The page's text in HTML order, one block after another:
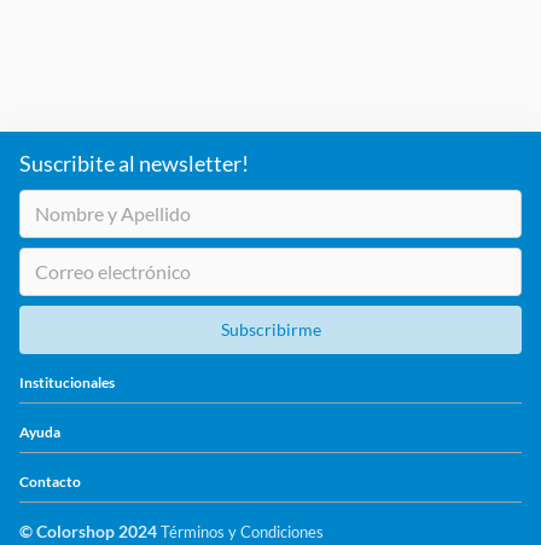
Suscribite al newsletter!
Subscribirme
Institucionales
Ayuda
Contacto
© Colorshop 2024Términos y Condiciones